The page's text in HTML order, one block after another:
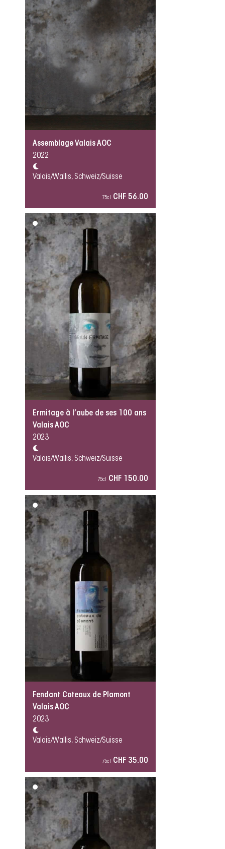
Assemblage Valais AOC
2022
Valais/Wallis, Schweiz/Suisse
75cl CHF 56.00
Ermitage à l’aube de ses 100 ans
Valais AOC
2023
Valais/Wallis, Schweiz/Suisse
75cl CHF 150.00
Fendant Coteaux de Plamont
Valais AOC
2023
Valais/Wallis, Schweiz/Suisse
75cl CHF 35.00